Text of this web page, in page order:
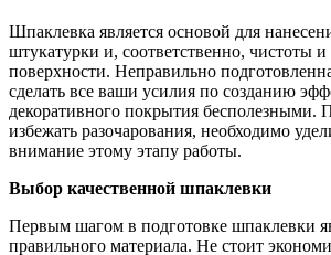
Шпаклевка является основой для
штукатурки и, соответственно, чистоты и
поверхности. Неправильно
сделать все ваши усилия по созданию
декоративного покрытия бесполезными.
избежать разочарования, необходимо
внимание этому этапу работы.
Выбор качественной шпаклевки
Первым шагом в подготовке шпаклевки
правильного материала. Не стоит